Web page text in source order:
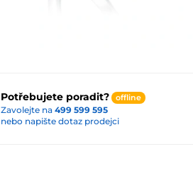
Potřebujete poradit? offline
Zavolejte na 499 599 595
nebo napište dotaz prodejci